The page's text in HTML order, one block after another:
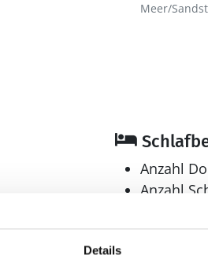
Details
Meer/
Anzahl
Anzahl
Bad